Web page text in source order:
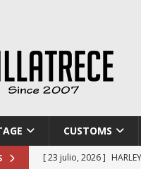
CUSTOMS
[ 23 julio, 2026 ]